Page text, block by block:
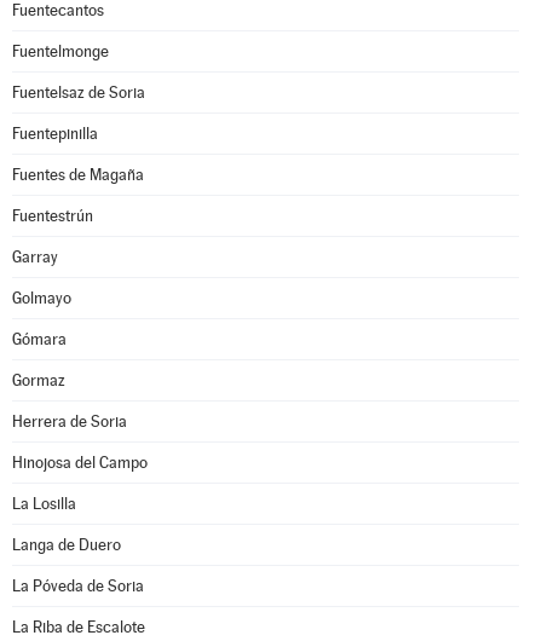
Fuentecantos
Fuentelmonge
Fuentelsaz de Soria
Fuentepinilla
Fuentes de Magaña
Fuentestrún
Garray
Golmayo
Gómara
Gormaz
Herrera de Soria
Hinojosa del Campo
La Losilla
Langa de Duero
La Póveda de Soria
La Riba de Escalote